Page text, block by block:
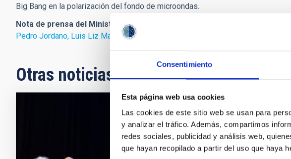
Consentimiento
Esta página web usa cookies
Las cookies de este sitio web se usan para
y analizar el tráfico. Además, compartimos
redes sociales, publicidad y análisis web,
que hayan recopilado a partir del uso que haya
Big Bang en la polarización del fondo de microondas.
Nota de prensa del Ministerio de Ciencia, Innovación y Universidades:
Pedro Jordano, Luis Liz Marzán y Pablo Artal, nuevos Premios Nacionales de
Otras noticias relacionadas
NOTA DE PRENSA
El IAC recibe el IV
por su apoyo al